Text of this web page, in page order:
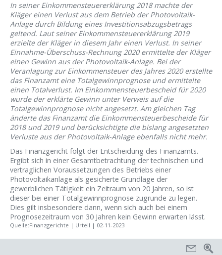
In seiner Einkommensteuererklärung 2018 machte der
Kläger einen Verlust aus dem Betrieb der Photovoltaik-
Anlage durch Bildung eines Investitionsabzugsbetrags
geltend. Laut seiner Einkommensteuererklärung 2019
erzielte der Kläger in diesem Jahr einen Verlust. In seiner
Einnahme-Überschuss-Rechnung 2020 ermittelte der Kläger
einen Gewinn aus der Photovoltaik-Anlage. Bei der
Veranlagung zur Einkommensteuer des Jahres 2020 erstellte
das Finanzamt eine Totalgewinnprognose und ermittelte
einen Totalverlust. Im Einkommensteuerbescheid für 2020
wurde der erklärte Gewinn unter Verweis auf die
Totalgewinnprognose nicht angesetzt. Am gleichen Tag
änderte das Finanzamt die Einkommensteuerbescheide für
2018 und 2019 und berücksichtigte die bislang angesetzten
Verluste aus der Photovoltaik-Anlage ebenfalls nicht mehr.
Das Finanzgericht folgt der Entscheidung des Finanzamts.
Ergibt sich in einer Gesamtbetrachtung der technischen und
vertraglichen Voraussetzungen des Betriebs einer
Photovoltaikanlage als gesicherte Grundlage der
gewerblichen Tätigkeit ein Zeitraum von 20 Jahren, so ist
dieser bei einer Totalgewinnprognose zugrunde zu legen.
Dies gilt insbesondere dann, wenn sich auch bei einem
Prognosezeitraum von 30 Jahren kein Gewinn erwarten lässt.
Quelle:Finanzgerichte | Urteil | 02-11-2023